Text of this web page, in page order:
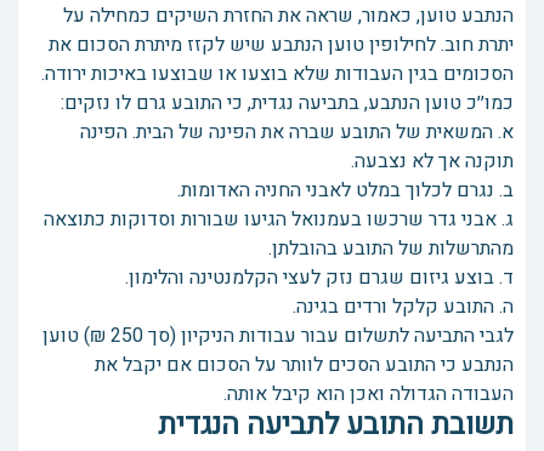
הנתבע טוען, כאמור, שראה את החזרת השיקים כמחילה על
יתרת חוב. לחילופין טוען הנתבע שיש לקזז מיתרת הסכום את
הסכומים בגין העבודות שלא בוצעו או שבוצעו באיכות ירודה.
כמו׳׳כ טוען הנתבע, בתביעה נגדית, כי התובע גרם לו נזקים:
א. המשאית של התובע שברה את הפינה של הבית. הפינה
תוקנה אך לא נצבעה.
ב. נגרם לכלוך במלט לאבני החניה האדומות.
ג. אבני גדר שרכשו בעמנואל הגיעו שבורות וסדוקות כתוצאה
מהתרשלות של התובע בהובלתן.
ד. בוצע גיזום שגרם נזק לעצי הקלמנטינה והלימון.
ה. התובע קלקל ורדים בגינה.
לגבי התביעה לתשלום עבור עבודות הניקיון (סך 250 ₪) טוען
הנתבע כי התובע הסכים לוותר על הסכום אם יקבל את
העבודה הגדולה ואכן הוא קיבל אותה.
תשובת התובע לתביעה הנגדית